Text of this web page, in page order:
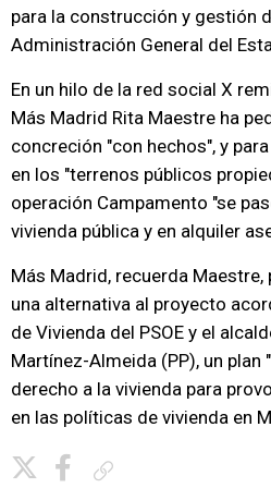
para la construcción y gestión
Administración General del
En un hilo de la red social X
Más Madrid Rita Maestre ha
concreción "con hechos", y
en los "terrenos públicos
operación Campamento "se
vivienda pública y en alquiler
Más Madrid, recuerda
una alternativa al proyecto
de Vivienda del PSOE y el
Martínez-Almeida (PP), un plan
derecho a la vivienda para
en las políticas de vivienda en